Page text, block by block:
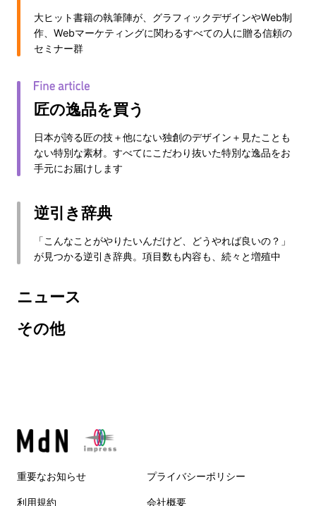
大ヒット書籍の執筆陣が、グラフィックデザインやWeb制
作、Webマーケティングに関わるすべての人に贈る信頼の
セミナー群
匠の逸品を買う
日本が誇る匠の技＋他にない独創のデザイン＋見たことも
ない特別な素材。すべてにこだわり抜いた特別な逸品をお
手元にお届けします
逆引き辞典
「こんなことがやりたいんだけど、どうやれば良いの？」
が見つかる逆引き辞典。項目数も内容も、続々と増殖中
ニュース
その他
重要なお知らせ プライバシーポリシー
利用規約 会社概要